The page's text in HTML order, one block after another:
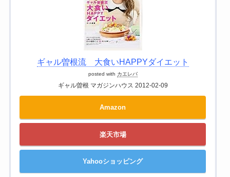
ギャル曽根流 大食いHAPPYダイエット
posted with カエレバ
ギャル曽根 マガジンハウス 2012-02-09
Amazon
楽天市場
Yahooショッピング